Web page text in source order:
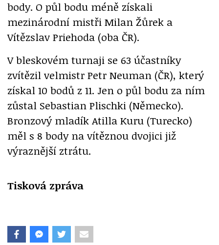
body. O půl bodu méně získali
mezinárodní mistři Milan Žůrek a
Vítězslav Priehoda (oba ČR).
V bleskovém turnaji se 63 účastníky
zvítězil velmistr Petr Neuman (ČR), který
získal 10 bodů z 11. Jen o půl bodu za ním
zůstal Sebastian Plischki (Německo).
Bronzový mladík Atilla Kuru (Turecko)
měl s 8 body na vítěznou dvojici již
výraznější ztrátu.
Tisková zpráva